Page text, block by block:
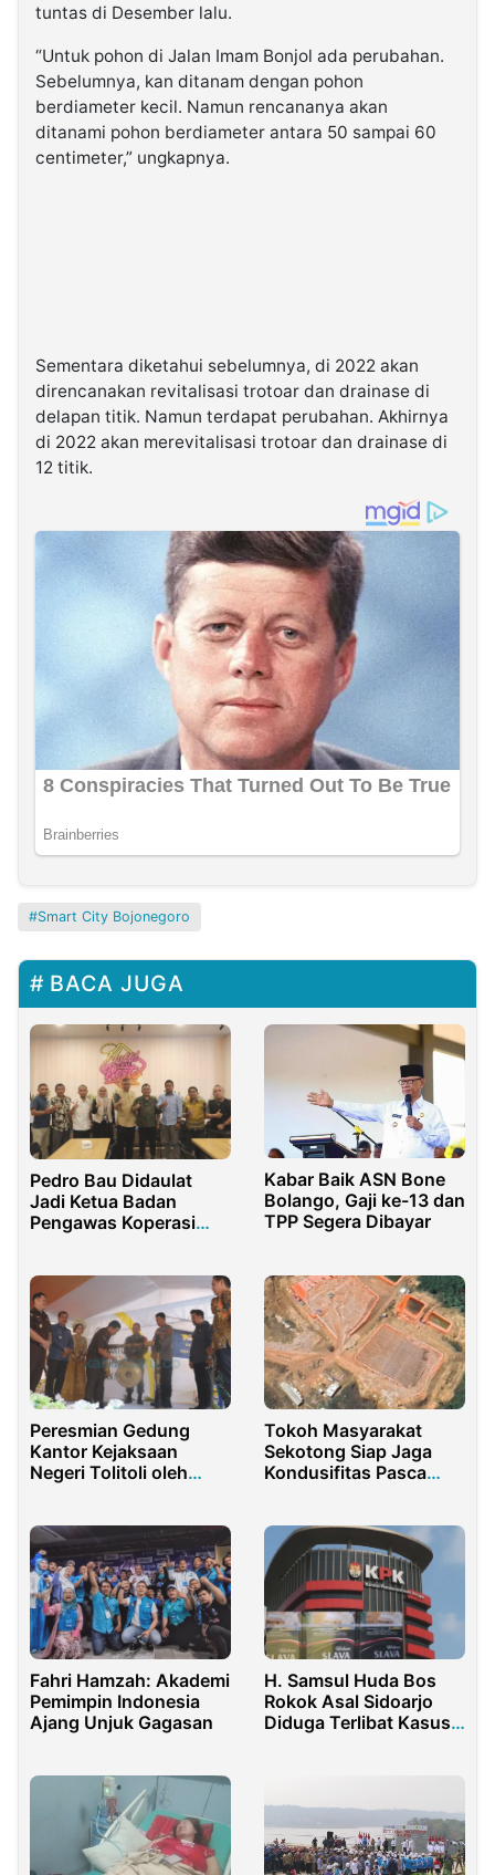
tuntas di Desember lalu.
“Untuk pohon di Jalan Imam Bonjol ada perubahan.
Sebelumnya, kan ditanam dengan pohon
berdiameter kecil. Namun rencananya akan
ditanami pohon berdiameter antara 50 sampai 60
centimeter,” ungkapnya.
Sementara diketahui sebelumnya, di 2022 akan
direncanakan revitalisasi trotoar dan drainase di
delapan titik. Namun terdapat perubahan. Akhirnya
di 2022 akan merevitalisasi trotoar dan drainase di
12 titik.
Smart City Bojonegoro
BACA JUGA
Pedro Bau Didaulat
Jadi Ketua Badan
Pengawas Koperasi
Bolango
Kabar Baik ASN Bone
Bolango, Gaji ke-13 dan
TPP Segera Dibayar
Peresmian Gedung
Kantor Kejaksaan
Negeri Tolitoli oleh
Tokoh Masyarakat
Sekotong Siap Jaga
Kondusifitas Pasca
Fahri Hamzah: Akademi
Pemimpin Indonesia
Ajang Unjuk Gagasan
H. Samsul Huda Bos
Rokok Asal Sidoarjo
Diduga Terlibat Kasus